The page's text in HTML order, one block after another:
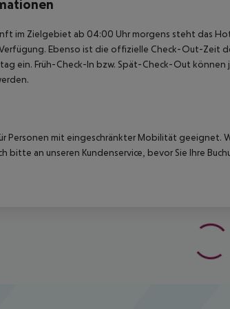
im Zielgebiet ab 04:00 Uhr morgens steht das
Ebenso ist die offizielle Check-Out-Zeit
ein. Früh-Check-In bzw. Spät-Check-Out
Personen mit eingeschränkter Mobilität geeignet.
bitte an unseren Kundenservice, bevor Sie Ihre